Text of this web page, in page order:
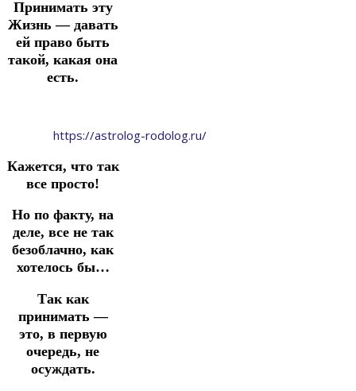
Принимать эту
Жизнь — давать
ей право быть
такой, какая она
есть.
https://astrolog-rodolog.ru/
Кажется, что так
все просто!
Но по факту, на
деле, все не так
безоблачно, как
хотелось бы…
Так как
принимать —
это, в первую
очередь, не
осуждать.